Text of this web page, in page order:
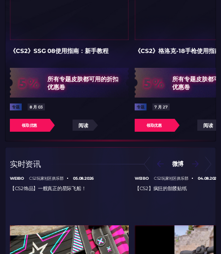
《CS2》SSG 08使用指南：新手教程
5%
所有专题皮肤都可用的折扣
优惠卷
专题 8 月 03
领取优惠 阅读
《CS2》格洛克-18手枪使用指
5%
所有专题皮肤都
优惠卷
专题 7 月 27
领取优惠 阅读
实时资讯 微博
WEIBO CS2玩家社区俱乐部 05.08.2026
【CS2饰品】一艘真正的星际飞船！
WEIBO CS2玩家社区俱乐部 04.08.2026
【CS2】疯狂的骷髅贴纸